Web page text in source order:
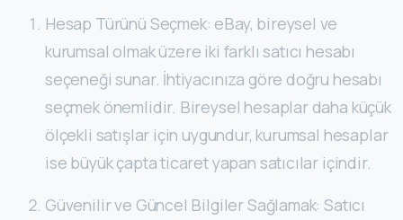
Hesap Türünü Seçmek: eBay, bireysel ve
kurumsal olmak üzere iki farklı satıcı hesabı
seçeneği sunar. İhtiyacınıza göre doğru hesabı
seçmek önemlidir. Bireysel hesaplar daha küçük
ölçekli satışlar için uygundur, kurumsal hesaplar
ise büyük çapta ticaret yapan satıcılar içindir.
Güvenilir ve Güncel Bilgiler Sağlamak: Satıcı